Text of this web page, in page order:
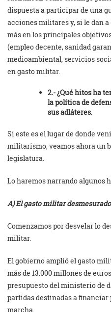
dispuesta a participar de una
acciones militares y, si le dan
más en los principales
(empleo decente, sanidad
medioambiental, servicios
en gasto militar.
2.- ¿Qué hitos ha
la política de
sus adláteres.
Si este es el lugar de donde
militarismo, veamos ahora un
legislatura.
Lo haremos narrando algunos
A) El gasto militar
Comenzamos por desvelar lo
militar.
El gobierno amplió el gasto
más de 13.000 millones de
presupuesto del ministerio de
partidas destinadas a
marcha.